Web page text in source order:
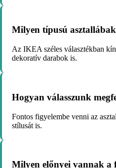
Milyen típusú
Az IKEA széles választékban
dekoratív darabok is.
Hogyan válasszunk
Fontos figyelembe venni az
stílusát is.
Milyen előnyei vannak